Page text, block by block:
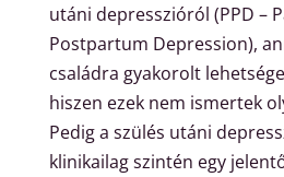
utáni depresszióról (PPD –
Postpartum Depression),
családra gyakorolt
hiszen ezek nem ismertek
Pedig a szülés utáni
klinikailag szintén egy